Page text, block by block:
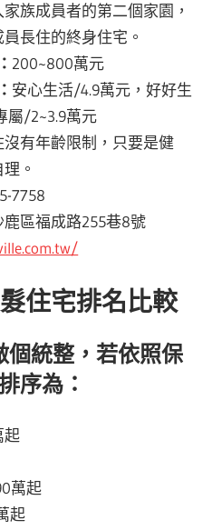
族成員者的第二個家園，
長住的終身住宅。
200~800萬元
安心生活/4.9萬元，好好生
屬/2~3.9萬元
沒有年齡限制，只要是健
。
7758
鹿區福成路255巷8號
住宅排名比較
個統整，若依照保
序為：
起
萬起
起